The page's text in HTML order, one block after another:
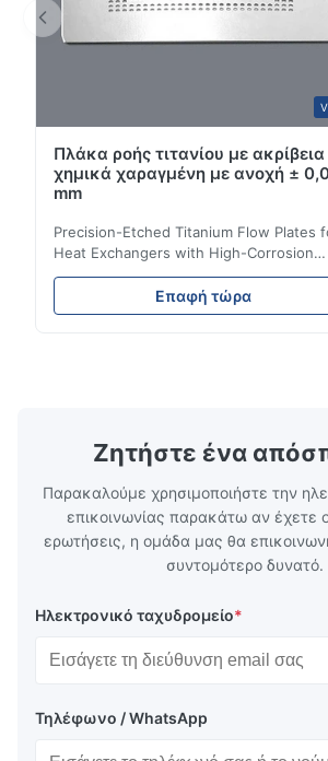
Oct 28.2025
Pretty good. I recommend it.
Πλάκα ροής τιτανίου με ακρίβεια
χημικά χαραγμένη με ανοχή ±
mm
Precision-Etched Titanium Flow Plates
Heat Exchangers with High-Corrosion
Resistance Flow Plate Overview
Technology specializes in manufacturing
high-precision chemically etched flow
distribution in production processes.
Plate Features Complex, Burr
Επαφή τώρα
Ζητήστε ένα
Παρακαλούμε χρησιμοποιήστε την
επικοινωνίας παρακάτω αν έχετε
ερωτήσεις, η ομάδα μας θα
συντομότερο δυνατό.
Ηλεκτρονικό ταχυδρομείο*
Τηλέφωνο / WhatsApp